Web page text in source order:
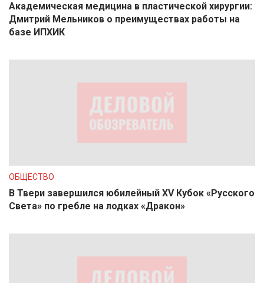
Академическая медицина в пластической хирургии:
Дмитрий Мельников о преимуществах работы на
базе ИПХИК
ОБЩЕСТВО
В Твери завершился юбилейный XV Кубок «Русского
Света» по гребле на лодках «Дракон»